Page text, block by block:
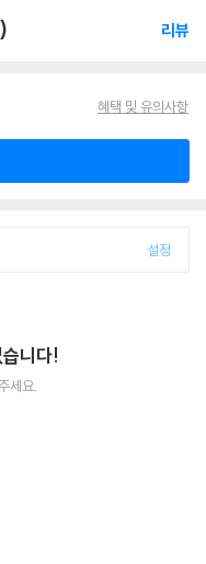
리뷰
혜택 및 유의사항
설정
니다!
세요.